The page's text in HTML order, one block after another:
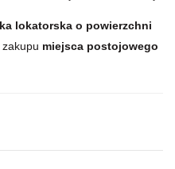
lokatorska o powierzchni
miejsca postojowego